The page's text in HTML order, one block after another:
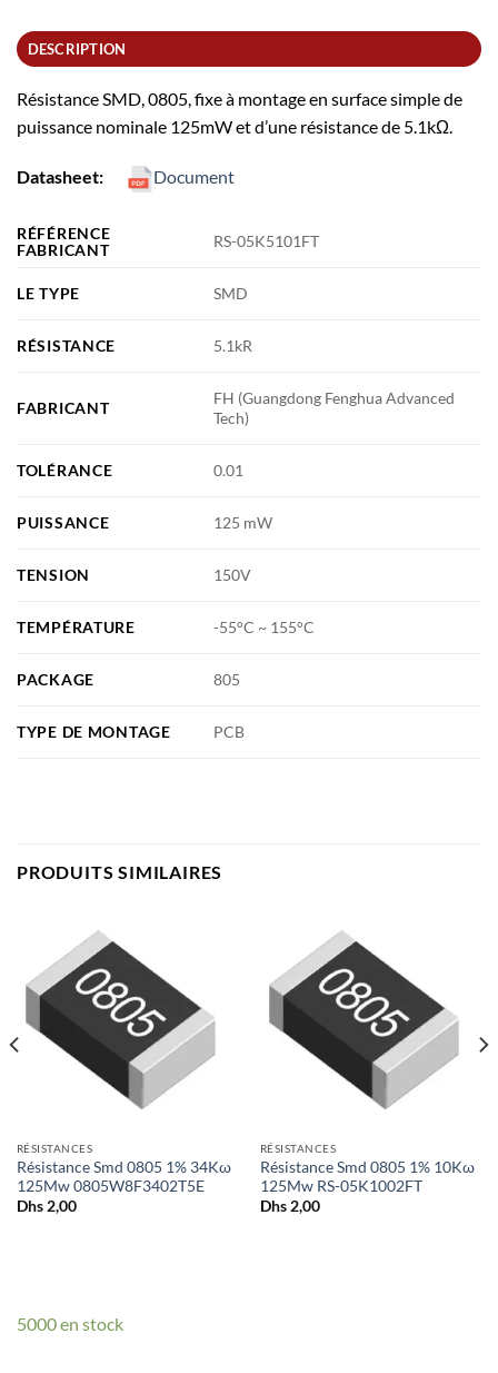
DESCRIPTION
Résistance SMD, 0805, fixe à montage en surface simple de
puissance nominale 125mW et d’une résistance de 5.1kΩ.
Datasheet: Document
RÉFÉRENCE
FABRICANT
RS-05K5101FT
LE TYPE SMD
RÉSISTANCE 5.1kR
FABRICANT
FH (Guangdong Fenghua Advanced
Tech)
TOLÉRANCE 0.01
PUISSANCE 125 mW
TENSION 150V
TEMPÉRATURE -55°C ~ 155°C
PACKAGE 805
TYPE DE MONTAGE PCB
PRODUITS SIMILAIRES
RÉSISTANCES
Résistance Smd 0805 1% 34Kω
125Mw 0805W8F3402T5E
Dhs2,00
RÉSISTANCES
Résistance Smd 0805 1% 10Kω
125Mw RS-05K1002FT
Dhs2,00
5000 en stock